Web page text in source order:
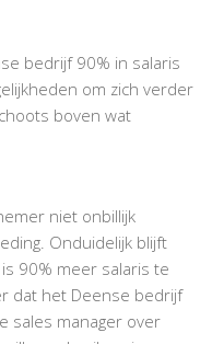
bedrijf 90% in salaris
om zich verder
boven wat
niet onbillijk
Onduidelijk blijft
90% meer salaris te
dat het Deense bedrijf
sales manager over